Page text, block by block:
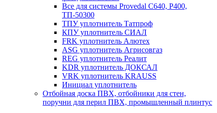
Все для системы Provedal С640, Р400,
ТП-50300
ТПУ уплотнитель Татпроф
КПУ уплотнитель СИАЛ
FRK уплотнитель Алютех
ASG уплотнитель Агрисовгаз
REG уплотнитель Реалит
KDR уплотнитель ДОКСАЛ
VRK уплотнитель KRAUSS
Инициал уплотнитель
Отбойная доска ПВХ, отбойники для стен,
поручни для перил ПВХ, промышленный плинтус